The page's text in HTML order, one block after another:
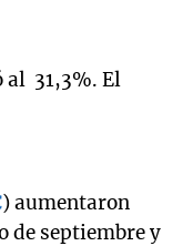
al 31,3%. El
) aumentaron
de septiembre y